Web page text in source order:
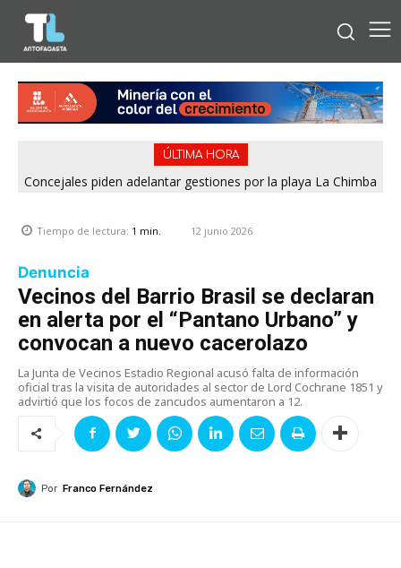
ÚLTIMA HORA
Concejales piden adelantar gestiones por la playa La Chimba
Tiempo de lectura: 1 min. 12 junio 2026
Denuncia
Vecinos del Barrio Brasil se declaran
en alerta por el “Pantano Urbano” y
convocan a nuevo cacerolazo
La Junta de Vecinos Estadio Regional acusó falta de información
oficial tras la visita de autoridades al sector de Lord Cochrane 1851 y
advirtió que los focos de zancudos aumentaron a 12.
Por Franco Fernández